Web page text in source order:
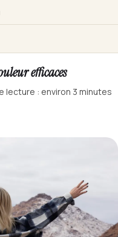
efficaces
lecture : environ 3 minutes